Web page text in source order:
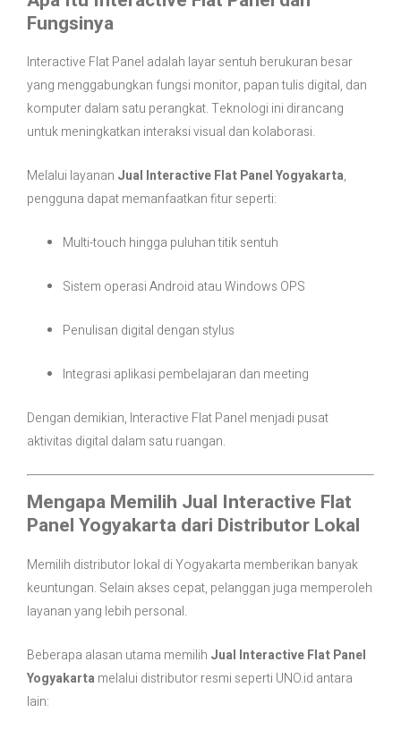
Fungsinya
Interactive Flat Panel adalah layar sentuh berukuran besar
yang menggabungkan fungsi monitor, papan tulis digital, dan
komputer dalam satu perangkat. Teknologi ini dirancang
untuk meningkatkan interaksi visual dan kolaborasi.
Melalui layanan Jual Interactive Flat Panel Yogyakarta,
pengguna dapat memanfaatkan fitur seperti:
Multi-touch hingga puluhan titik sentuh
Sistem operasi Android atau Windows OPS
Penulisan digital dengan stylus
Integrasi aplikasi pembelajaran dan meeting
Dengan demikian, Interactive Flat Panel menjadi pusat
aktivitas digital dalam satu ruangan.
Mengapa Memilih Jual Interactive Flat
Panel Yogyakarta dari Distributor Lokal
Memilih distributor lokal di Yogyakarta memberikan banyak
keuntungan. Selain akses cepat, pelanggan juga memperoleh
layanan yang lebih personal.
Beberapa alasan utama memilih Jual Interactive Flat Panel
Yogyakarta melalui distributor resmi seperti UNO.id antara
lain: